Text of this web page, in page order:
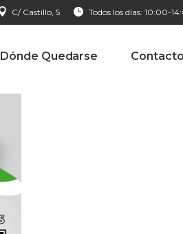
C/ Castillo, 5 Todos los días: 10:00-
Dónde Quedarse